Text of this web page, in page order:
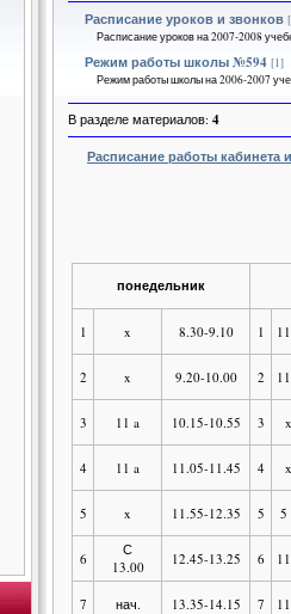
Расписание уроков и звонков
Расписание уроков на 2007-2008
Режим работы школы №594 [1]
Режим работы школы на 2006-2007
В разделе материалов: 4
Расписание работы кабинета
понедельник
1 x 8.30-9.10 1
2 x 9.20-10.00 2
3 11 a 10.15-10.55 3 x
4 11 a 11.05-11.45 4 x
5 x 11.55-12.35 5 5
6
С
13.00
12.45-13.25 6
7 нач. 13.35-14.15 7